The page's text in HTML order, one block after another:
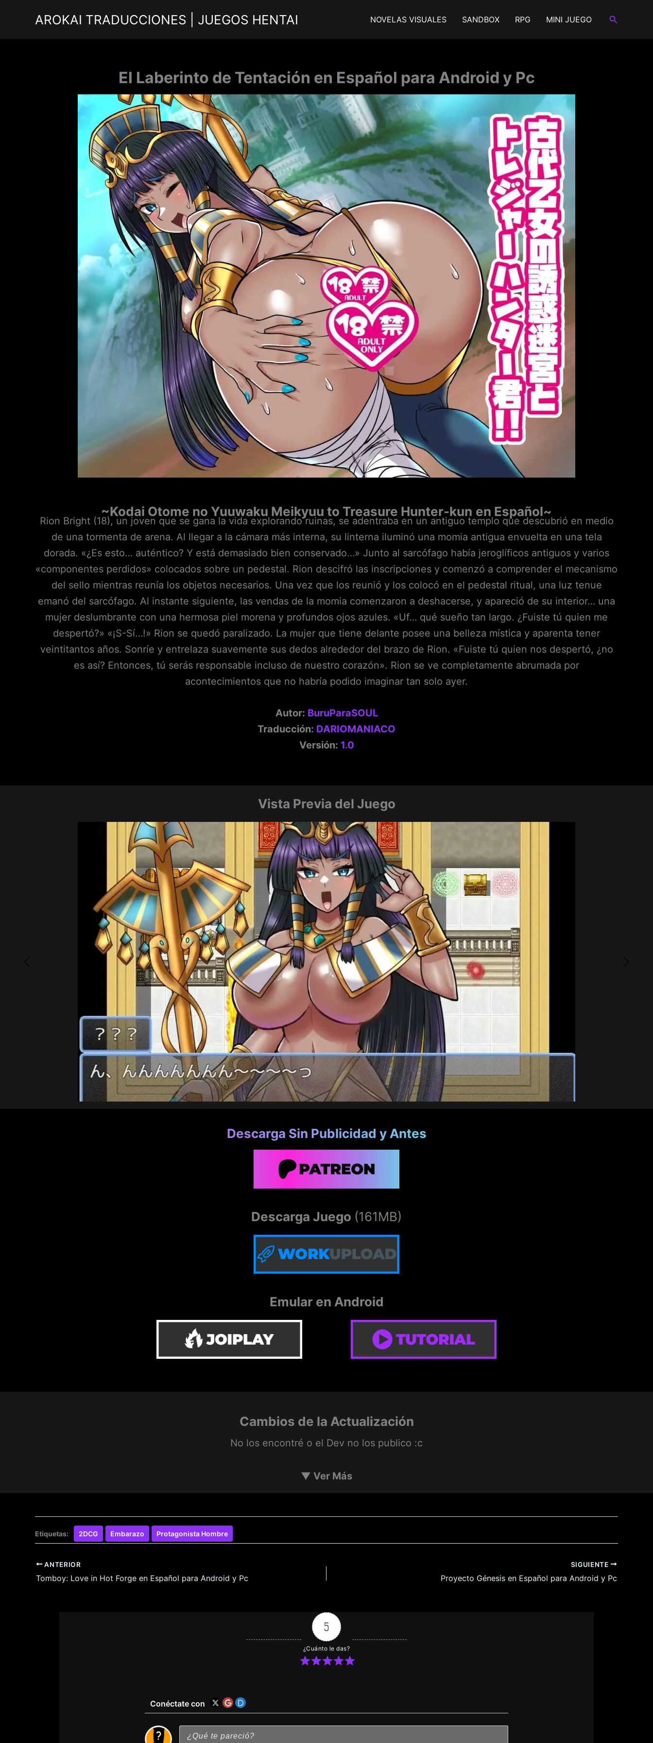
AROKAI TRADUCCIONES | JUEGOS HENTAI NOVELAS VISUALES SANDBOX RPG MINI JUEGO Buscar
El Laberinto de Tentación en Español para Android y Pc
~Kodai Otome no Yuuwaku Meikyuu to Treasure Hunter-kun en Español~
Rion Bright (18), un joven que se gana la vida explorando ruinas, se adentraba en un antiguo templo que descubrió en medio
de una tormenta de arena. Al llegar a la cámara más interna, su linterna iluminó una momia antigua envuelta en una tela
dorada. «¿Es esto… auténtico? Y está demasiado bien conservado…» Junto al sarcófago había jeroglíficos antiguos y varios
«componentes perdidos» colocados sobre un pedestal. Rion descifró las inscripciones y comenzó a comprender el mecanismo
del sello mientras reunía los objetos necesarios. Una vez que los reunió y los colocó en el pedestal ritual, una luz tenue
emanó del sarcófago. Al instante siguiente, las vendas de la momia comenzaron a deshacerse, y apareció de su interior… una
mujer deslumbrante con una hermosa piel morena y profundos ojos azules. «Uf… qué sueño tan largo. ¿Fuiste tú quien me
despertó?» «¡S-Sí…!» Rion se quedó paralizado. La mujer que tiene delante posee una belleza mística y aparenta tener
veintitantos años. Sonríe y entrelaza suavemente sus dedos alrededor del brazo de Rion. «Fuiste tú quien nos despertó, ¿no
es así? Entonces, tú serás responsable incluso de nuestro corazón». Rion se ve completamente abrumada por
acontecimientos que no habría podido imaginar tan solo ayer.
Autor: BuruParaSOUL
Traducción: DARIOMANIACO
Versión: 1.0
Vista Previa del Juego
Descarga Sin Publicidad y Antes
Descarga Juego (161MB)
Emular en Android
Cambios de la Actualización
No los encontré o el Dev no los publico :c
▼ Ver Más
Etiquetas: 2DCG Embarazo Protagonista Hombre
ANTERIOR
Tomboy: Love in Hot Forge en Español para Android y Pc
SIGUIENTE
Proyecto Génesis en Español para Android y Pc
5
¿Cuánto le das?
Conéctate con